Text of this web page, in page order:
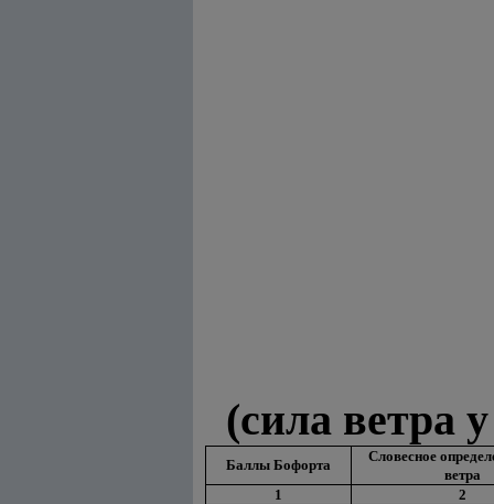
(сила ветра
Баллы Бофорта
Словесное
ветра
1
2